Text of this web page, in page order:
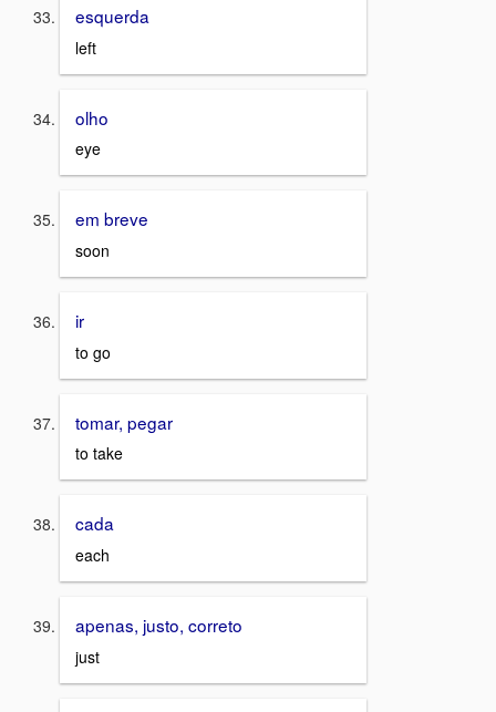
esquerda
left
olho
eye
em breve
soon
ir
to go
tomar, pegar
to take
cada
each
apenas, justo, correto
just